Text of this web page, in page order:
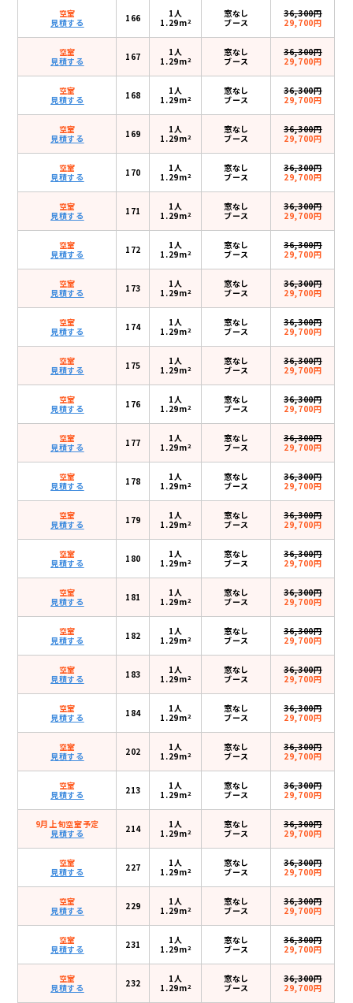
空室
見積する
166
1人
1.29m2
窓なし
ブース
36,300円
29,700円
空室
見積する
167
1人
1.29m2
窓なし
ブース
36,300円
29,700円
空室
見積する
168
1人
1.29m2
窓なし
ブース
36,300円
29,700円
空室
見積する
169
1人
1.29m2
窓なし
ブース
36,300円
29,700円
空室
見積する
170
1人
1.29m2
窓なし
ブース
36,300円
29,700円
空室
見積する
171
1人
1.29m2
窓なし
ブース
36,300円
29,700円
空室
見積する
172
1人
1.29m2
窓なし
ブース
36,300円
29,700円
空室
見積する
173
1人
1.29m2
窓なし
ブース
36,300円
29,700円
空室
見積する
174
1人
1.29m2
窓なし
ブース
36,300円
29,700円
空室
見積する
175
1人
1.29m2
窓なし
ブース
36,300円
29,700円
空室
見積する
176
1人
1.29m2
窓なし
ブース
36,300円
29,700円
空室
見積する
177
1人
1.29m2
窓なし
ブース
36,300円
29,700円
空室
見積する
178
1人
1.29m2
窓なし
ブース
36,300円
29,700円
空室
見積する
179
1人
1.29m2
窓なし
ブース
36,300円
29,700円
空室
見積する
180
1人
1.29m2
窓なし
ブース
36,300円
29,700円
空室
見積する
181
1人
1.29m2
窓なし
ブース
36,300円
29,700円
空室
見積する
182
1人
1.29m2
窓なし
ブース
36,300円
29,700円
空室
見積する
183
1人
1.29m2
窓なし
ブース
36,300円
29,700円
空室
見積する
184
1人
1.29m2
窓なし
ブース
36,300円
29,700円
空室
見積する
202
1人
1.29m2
窓なし
ブース
36,300円
29,700円
空室
見積する
213
1人
1.29m2
窓なし
ブース
36,300円
29,700円
9月上旬空室予定
見積する
214
1人
1.29m2
窓なし
ブース
36,300円
29,700円
空室
見積する
227
1人
1.29m2
窓なし
ブース
36,300円
29,700円
空室
見積する
229
1人
1.29m2
窓なし
ブース
36,300円
29,700円
空室
見積する
231
1人
1.29m2
窓なし
ブース
36,300円
29,700円
空室
見積する
232
1人
1.29m2
窓なし
ブース
36,300円
29,700円